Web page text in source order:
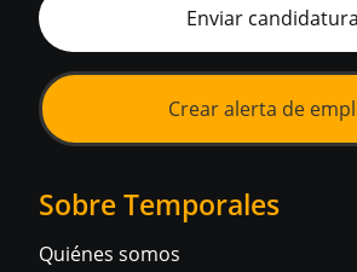
Enviar candidatura
Crear alerta de
Sobre Temporales
Quiénes somos